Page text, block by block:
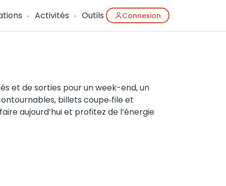
Activités Outils Connexion
et de sorties pour un week-end, un
billets coupe‑file et
aujourd’hui et profitez de l’énergie